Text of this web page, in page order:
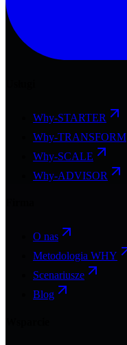
Why-STARTER
Why-TRANSFORM
Why-SCALE
Why-ADVISOR
O nas
Metodologia WHY
Scenariusze
Blog